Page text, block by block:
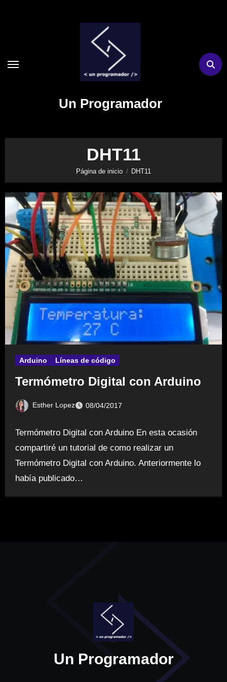
Un Programador
DHT11
Página de inicio DHT11
Arduino Líneas de código
Termómetro Digital con Arduino
Esther Lopez 08/04/2017
Termómetro Digital con Arduino En esta ocasión
compartiré un tutorial de como realizar un
Termómetro Digital con Arduino. Anteriormente lo
había publicado…
Un Programador